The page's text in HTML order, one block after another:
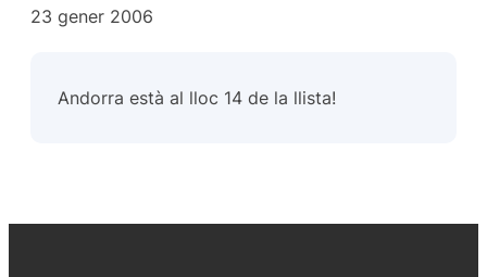
23 gener 2006
Andorra està al lloc 14 de la llista!